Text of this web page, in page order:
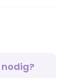
nodig?